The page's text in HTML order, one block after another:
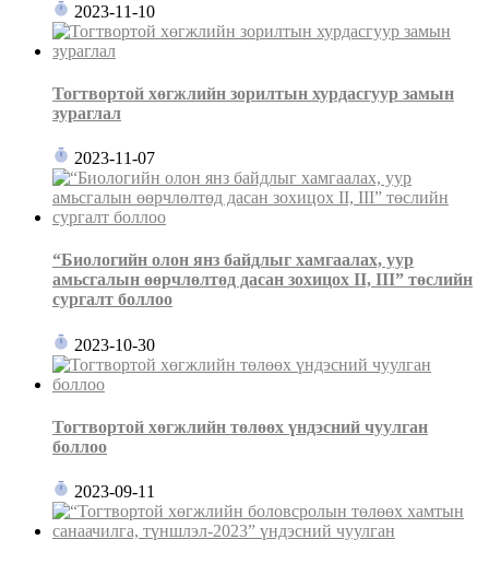
2023-11-10
Тогтвортой хөгжлийн зорилтын хурдасгуур замын
зураглал
2023-11-07
“Биологийн олон янз байдлыг хамгаалах, уур
амьсгалын өөрчлөлтөд дасан зохицох II, III” төслийн
сургалт боллоо
2023-10-30
Тогтвортой хөгжлийн төлөөх үндэсний чуулган
боллоо
2023-09-11